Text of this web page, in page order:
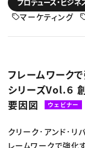
編集・ライティ
マーケティング
業界解説・キャ
Webクリエイタ
アプリクリエイ
映像クリエイタ
C＆R Magazine
セミナー
ニュース・トレン
Web
映像
ゲーム・エンタメ
広告
出版
プロデュース・ビジネ
マーケティング
フレームワーク
シリーズVol.６
要因図
ウェビナー
クリーク･アンド･リ
レームワークで強化